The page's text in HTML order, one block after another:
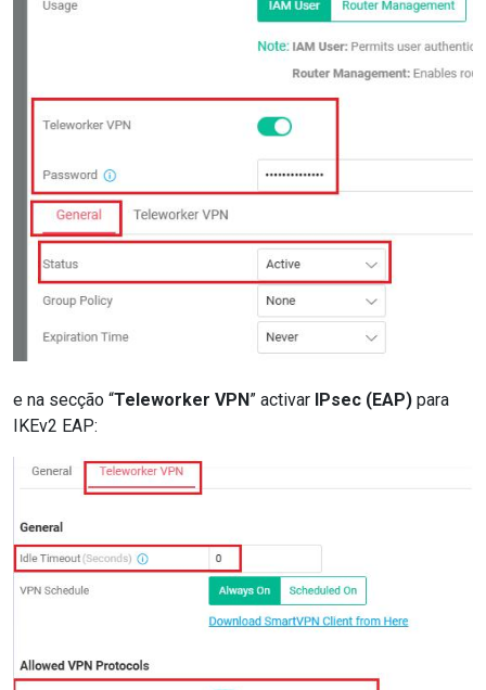
e na secção “Teleworker VPN” activar IPsec (EAP) para
IKEv2 EAP: